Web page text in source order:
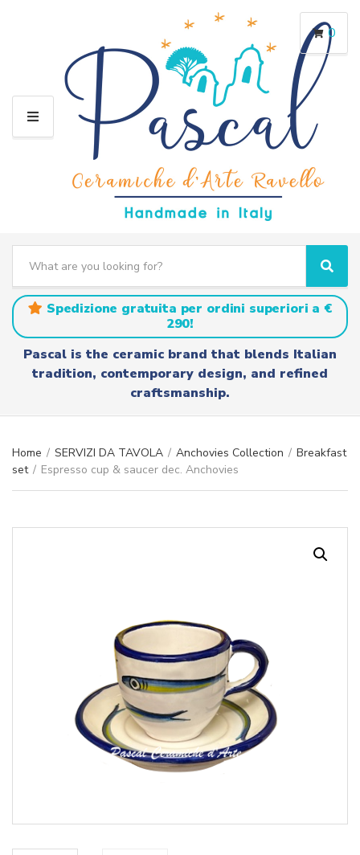
M
a
t
g
a
r
c
h
S
e
a
r
c
h
Spedizione gratuita per ordini superiori a €
290!
Pascal is the ceramic brand that blends Italian
tradition, contemporary design, and refined
craftsmanship.
0
Home / SERVIZI DA TAVOLA / Anchovies Collection / Breakfast
set / Espresso cup & saucer dec. Anchovies